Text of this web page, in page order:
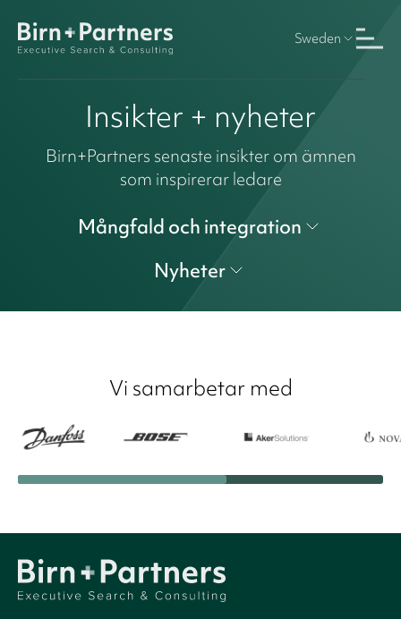
Sweden
Insikter + nyheter
Birn+Partners senaste insikter om ämnen
som inspirerar ledare
Mångfald och integration
Nyheter
Vi samarbetar med